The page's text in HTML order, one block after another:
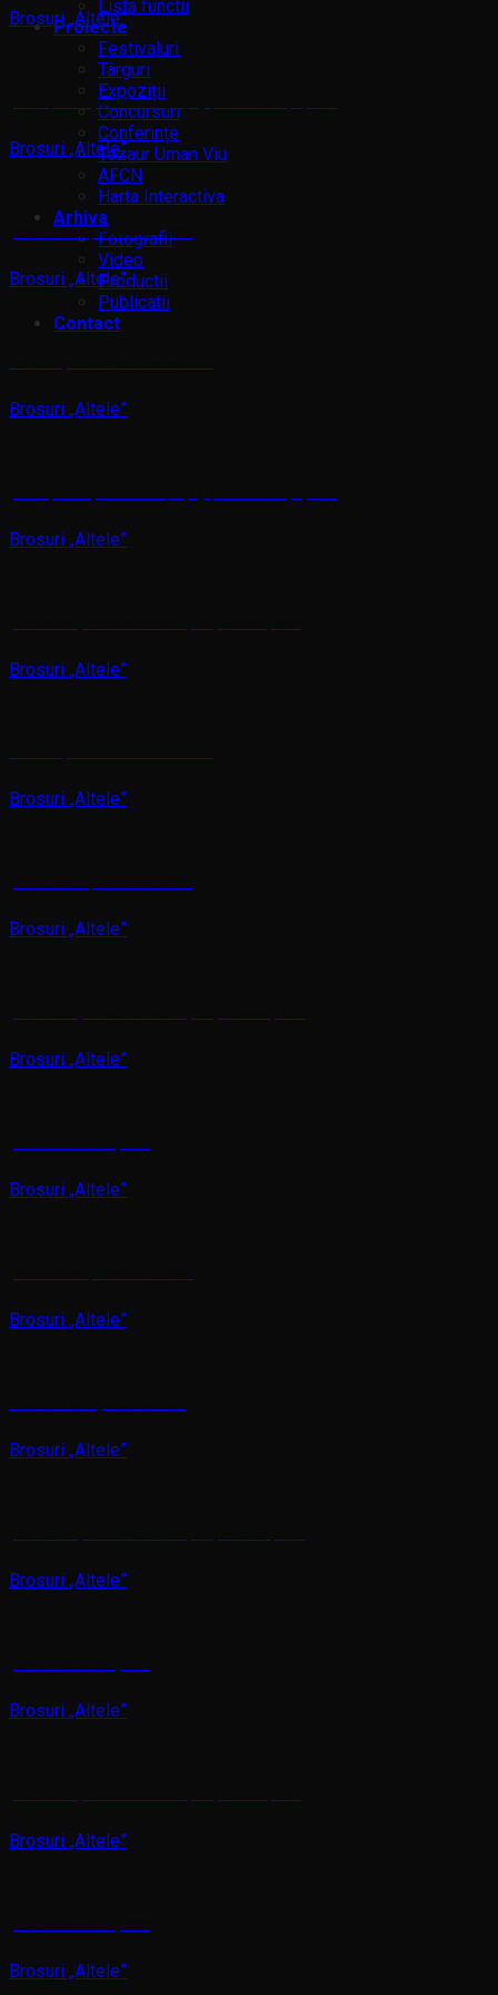
Lista functii
Proiecte
Festivaluri
Târguri
Expoziții
Concursuri
Conferințe
Tezaur Uman Viu
AFCN
Harta Interactiva
Arhiva
Fotografii
Video
Productii
Publicatii
Contact
Brosuri „Altele”
„Cămașa tradițională – meșteșug și mod de viață”, 2023
Brosuri „Altele”
„Sărbătoarea primăverii” – 2022
Brosuri „Altele”
Brosuri „Altele”
Brosuri „Altele”
Brosuri „Altele”
Brosuri „Altele”
Brosuri „Altele”
Brosuri „Altele”
Brosuri „Altele”
Brosuri „Altele”
Brosuri „Altele”
Brosuri „Altele”
Brosuri „Altele”
Brosuri „Altele”
Brosuri „Altele”